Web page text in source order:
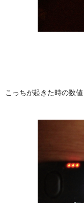
こっちが起きた時の数値